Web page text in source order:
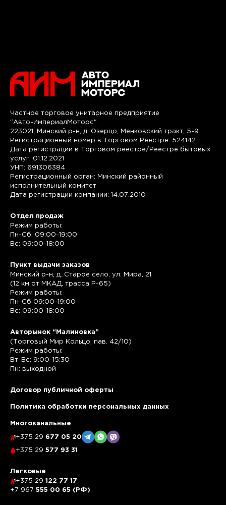
Частное торговое унитарное предприятие
"Авто-ИмпериалМоторс"
223021, Минский р-н, д. Озерцо, Менковский тракт, 5-9
Регистрационный номер в Торговом Реестре: 524142
Дата регистрации в Торговом реестре/Реестре бытовых
услуг: 01.12.2021
УНП: 691306384
Регистрационный орган: Минский районный
исполнительный комитет
Дата регистрации компании: 14.07.2010
Отдел продаж
Режим работы:
Пн-Сб: 09:00-19:00
Вс: 09:00-18:00
Пункт выдачи заказов
Минский р-н, д. Старое село, ул. Мира, 21
(12 км от МКАД, трасса P-65)
Режим работы:
Пн-Сб 09:00-19:00
Вс: 09:00-18:00
Авторынок “Малиновка”
(Торговый Мир Кольцо, пав. 42/10)
Режим работы:
Вт-Вс: 9:00-15:30
Пн: выходной
Договор публичной оферты
Политика обработки персональных данных
Многоканальные
+375 29 677 05 20
+375 29 577 93 31
Легковые
+375 29 122 77 17
+7 967 555 00 65 (РФ)